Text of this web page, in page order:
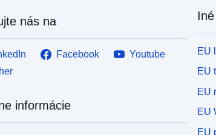
nás na
Facebook
Youtube
informácie
EU
EU
EU
EU
EU